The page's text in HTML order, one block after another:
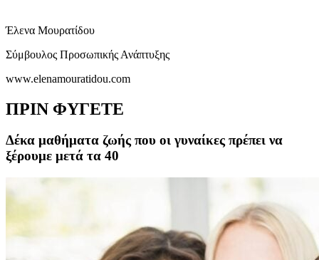
Έλενα Μουρατίδου
Σύμβουλος Προσωπικής Ανάπτυξης
www.elenamouratidou.com
ΠΡΙΝ ΦΥΓΕΤΕ
Δέκα μαθήματα ζωής που οι γυναίκες πρέπει να
ξέρουμε μετά τα 40